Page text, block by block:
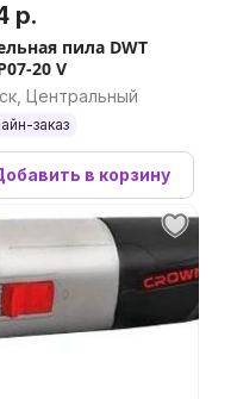
р.
пила DWT
20 V
Центральный
заказ
в корзину